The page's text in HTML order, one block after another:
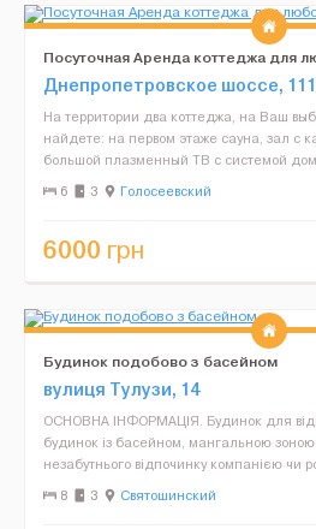
Посуточная Аренда коттеджа для
Днепропетровское шоссе, 111
На территории два коттеджа, на Ваш
найдете: на первом этаже сауна, зал с
большой плазменный ТВ с системой
караоке. Второй этаж - два спальных
6 3 Голосеевский
6000 грн
Будинок подобово з басейном
вулиця Тулузи, 14
ОСНОВНА ІНФОРМАЦІЯ. Будинок для
будинок із басейном, мангальною зоною
незабутнього відпочинку компанією чи
Двоповерховий. Площа: 350 м². Кількі...
8 3 Святошинский